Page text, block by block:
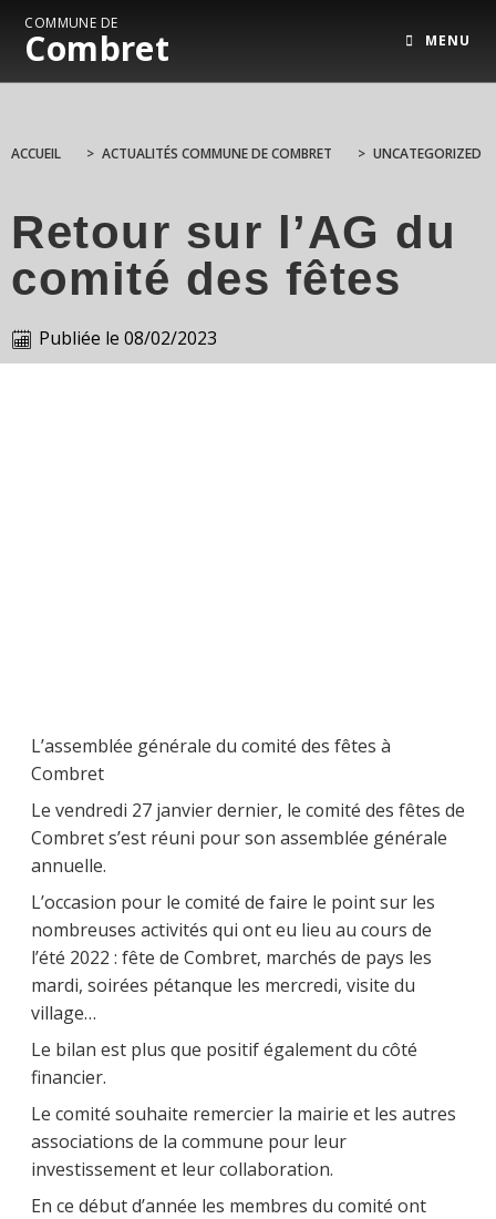
COMMUNE DE
Combret MENU
ACCUEIL > ACTUALITÉS COMMUNE DE COMBRET > UNCATEGORIZED
Retour sur l’AG du
comité des fêtes
Publiée le 08/02/2023
L’assemblée générale du comité des fêtes à
Combret
Le vendredi 27 janvier dernier, le comité des fêtes de
Combret s’est réuni pour son assemblée générale
annuelle.
L’occasion pour le comité de faire le point sur les
nombreuses activités qui ont eu lieu au cours de
l’été 2022 : fête de Combret, marchés de pays les
mardi, soirées pétanque les mercredi, visite du
village…
Le bilan est plus que positif également du côté
financier.
Le comité souhaite remercier la mairie et les autres
associations de la commune pour leur
investissement et leur collaboration.
En ce début d’année les membres du comité ont